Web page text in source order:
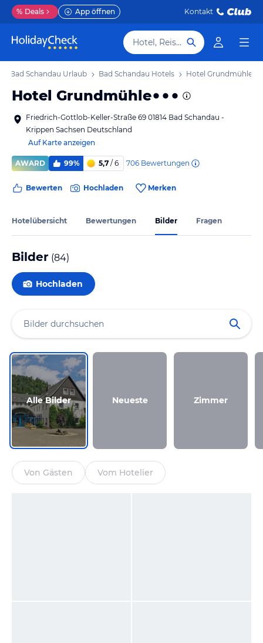
% Deals App öffnen Kontakt
Hotel, Reiseziel
Bad Schandau Urlaub Bad Schandau Hotels Hotel Grundmühle
Hotel Grundmühle
Friedrich-Gottlob-Keller-Straße 69 01814 Bad Schandau -
Krippen Sachsen Deutschland
Auf Karte anzeigen
AWARD 99% 5,7 / 6 706 Bewertungen
Bewerten Hochladen Merken
Hotelübersicht Bewertungen Bilder Fragen
Bilder (84)
Hochladen
Alle Bilder Neueste Zimmer
Von Gästen Vom Hotelier